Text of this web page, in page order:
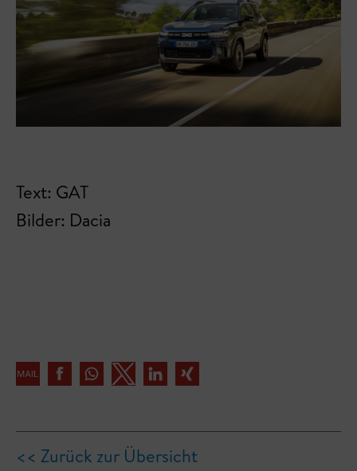
Text: GAT
Bilder: Dacia
<< Zurück zur Übersicht